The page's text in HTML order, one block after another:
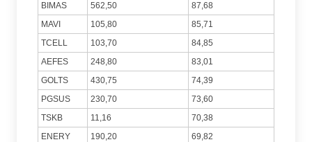
BIMAS
562,50
87,68
MAVI
105,80
85,71
TCELL
103,70
84,85
AEFES
248,80
83,01
GOLTS
430,75
74,39
PGSUS
230,70
73,60
TSKB
11,16
70,38
ENERY
190,20
69,82